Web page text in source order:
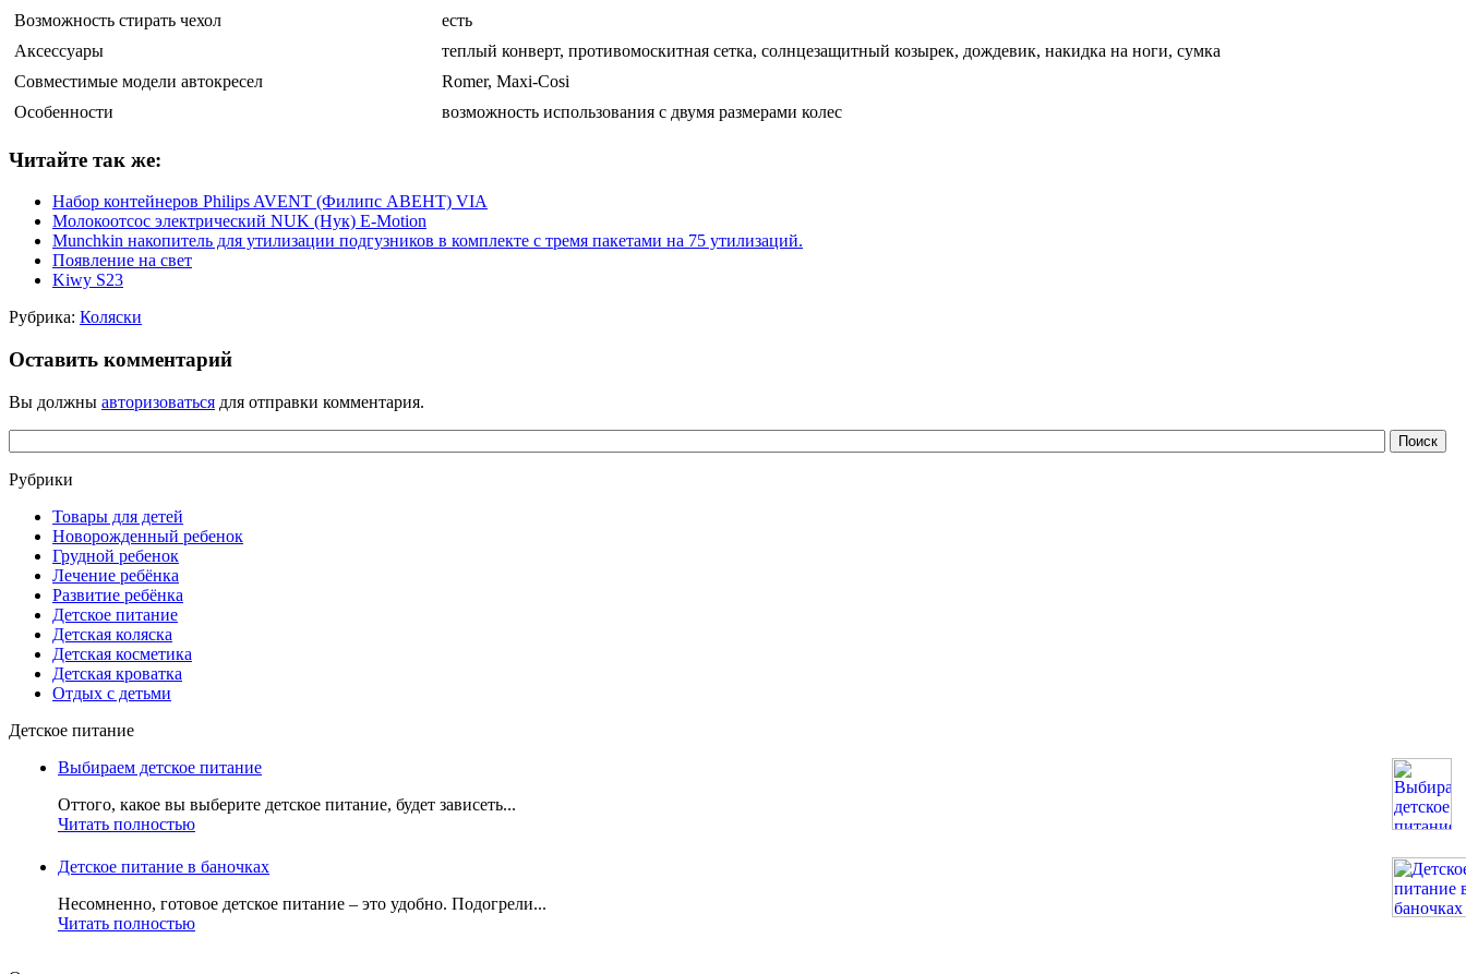
Возможность стирать чехол
есть
Аксессуары
теплый конверт, противомоскитная сетка, солнцезащитный козырек, дождевик, накидка на ноги, сумка
Совместимые модели автокресел
Romer, Maxi-Cosi
Особенности
возможность использования с двумя размерами колес
Читайте так же:
Набор контейнеров Philips AVENT (Филипс АВЕНТ) VIA
Молокоотсос электрический NUK (Нук) E-Motion
Munchkin накопитель для утилизации подгузников в комплекте с тремя пакетами на 75 утилизаций.
Появление на свет
Kiwy S23
Рубрика: Коляски
Оставить комментарий
Вы должны авторизоваться для отправки комментария.
Рубрики
Товары для детей
Новорожденный ребенок
Грудной ребенок
Лечение ребёнка
Развитие ребёнка
Детское питание
Детская коляска
Детская косметика
Детская кроватка
Отдых с детьми
Детское питание
Выбираем детское питание
Оттого, какое вы выберите детское питание, будет зависеть...
Читать полностью
Детское питание в баночках
Несомненно, готовое детское питание – это удобно. Подогрели...
Читать полностью